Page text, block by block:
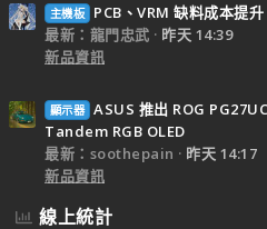
主機板
PCB、VRM 缺料成本提
最新：龍門忠武
昨天 14:39
新品資訊
顯示器 ASUS 推出 ROG
Tandem RGB OLED
最新：soothepain
昨天 14:17
新品資訊
線上統計